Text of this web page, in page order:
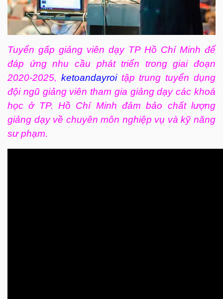
Tuyển gấp giảng viên dạy TP Hồ Chí Minh để
đáp ứng nhu cầu phát triển trong giai đoạn
2020-2025, ketoandayroitập trung tuyển dụng
đội ngũ giảng viên tham gia giảng dạy các khoá
học ở TP. Hồ Chí Minh đảm bảo chất lượng
giảng dạy về chuyên môn nghiệp vụ và kỹ năng
sư phạm.